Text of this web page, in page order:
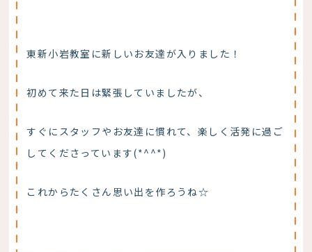
東新小岩教室に新しいお友達が入りました！
初めて来た日は緊張していましたが、
すぐにスタッフやお友達に慣れて、楽しく活発に過ご
してくださっています(*^^*)
これからたくさん思い出を作ろうね☆